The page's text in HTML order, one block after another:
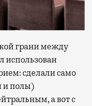
грани между
использован
сделали само
и полы)
а вот с